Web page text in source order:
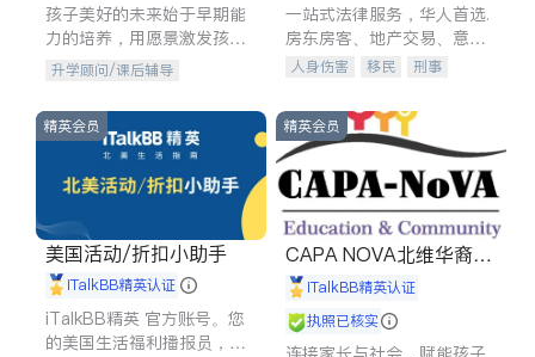
孩子美好的未来始于早期能
力的培养，用愿景激发孩子
的学习潜力和动力。理念：
拥有成长型心态是成功的基
石。
升学顾问/课后辅导
一站式法律服务，华人首选.
房东房客、地产交易、意外
伤害、车祸重伤、商业诉
建筑合同、刑事案件全包办
人身伤害 移民
刑事
信托/遗嘱
商业
索赔
律师-其它 保释
精英会员
美国活动/折扣小助手
iTalkBB精英认证
iTalkBB精英 官方账号。您
的美国生活福利播报员，精
精英会员
CAPA NOVA北维华裔家
长会iTalkBB精英认证
执照已核实